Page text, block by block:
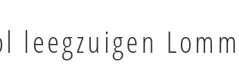
leegzuigen Lomm